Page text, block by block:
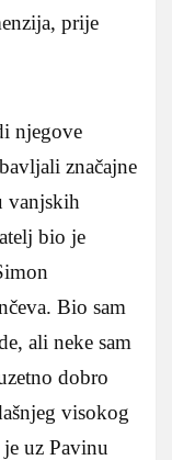
prije
njegove
značajne
vanjskih
bio je
Bio sam
ali neke sam
dobro
visokog
uz Pavinu